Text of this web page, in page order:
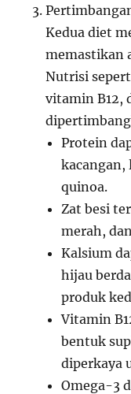
Kedua diet
memastikan
Nutrisi
vitamin B12,
Protein
kacangan,
quinoa.
Zat besi
merah,
Kalsium
hijau
produk
Vitamin
bentuk
diperkaya
Omega-3